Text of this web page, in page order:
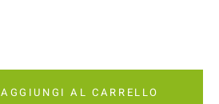
AGGIUNGI AL CARRELLO